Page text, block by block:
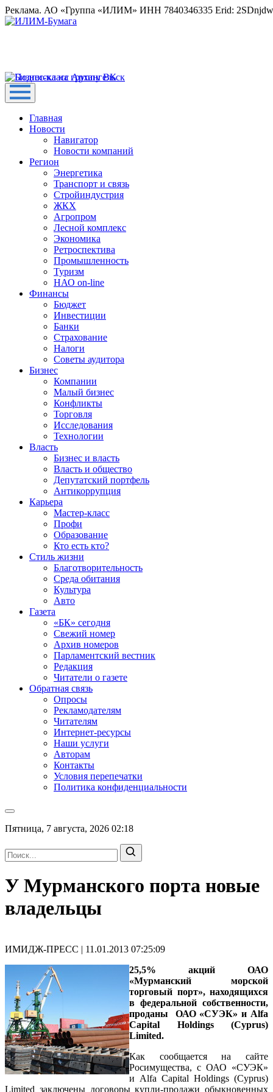
Реклама. АО «Группа «ИЛИМ» ИНН 7840346335 Erid:
Главная
Новости
Навигатор
Новости компаний
Регион
Энергетика
Транспорт и связь
Стройиндустрия
ЖКХ
Агропром
Лесной комплекс
Экономика
Ретроспектива
Промышленность
Туризм
НАО on-line
Финансы
Бюджет
Инвестиции
Банки
Страхование
Налоги
Советы аудитора
Бизнес
Компании
Малый бизнес
Конфликты
Торговля
Исследования
Технологии
Власть
Бизнес и власть
Власть и общество
Депутатский портфель
Антикоррупция
Карьера
Мастер-класс
Профи
Образование
Кто есть кто?
Стиль жизни
Благотворительность
Среда обитания
Культура
Авто
Газета
«БК» сегодня
Свежий номер
Архив номеров
Парламентский вестник
Редакция
Читатели о газете
Обратная связь
Опросы
Рекламодателям
Читателям
Интернет-ресурсы
Наши услуги
Авторам
Контакты
Условия перепечатки
Политика конфиденциальности
Пятница, 7 августа, 2026 02:18
У Мурманского порта новые
владельцы
ИМИДЖ-ПРЕСС | 11.01.2013 07:25:09
25,5% акций ОАО
«Мурманский морской
торговый порт», находящихся
в федеральной собственности,
проданы ОАО «СУЭК» и Alfa
Capital Holdings (Cyprus)
Limited.
Как сообщается на сайте
Росимущества, с ОАО «СУЭК»
и Alfa Capital Holdings (Cyprus)
Limited заключены договоры купли-продажи обыкновенных